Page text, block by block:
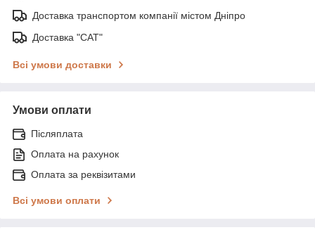
Доставка транспортом компанії містом Дніпро
Доставка "САТ"
Всі умови доставки
Умови оплати
Післяплата
Оплата на рахунок
Оплата за реквізитами
Всі умови оплати